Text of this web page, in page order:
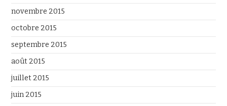
novembre 2015
octobre 2015
septembre 2015
août 2015
juillet 2015
juin 2015